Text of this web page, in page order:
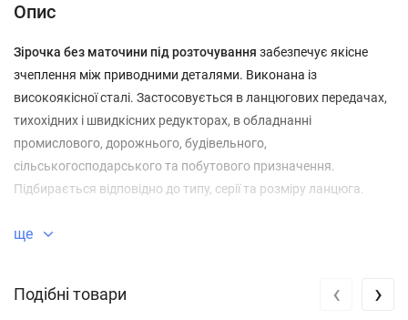
Опис
Зірочка без маточини під розточування забезпечує якісне
зчеплення між приводними деталями. Виконана із
високоякісної сталі. Застосовується в ланцюгових передачах,
тихохідних і швидкісних редукторах, в обладнанні
промислового, дорожнього, будівельного,
сільськогосподарського та побутового призначення.
Підбирається відповідно до типу, серії та розміру ланцюга.
ще
Подібні товари ‹ ›